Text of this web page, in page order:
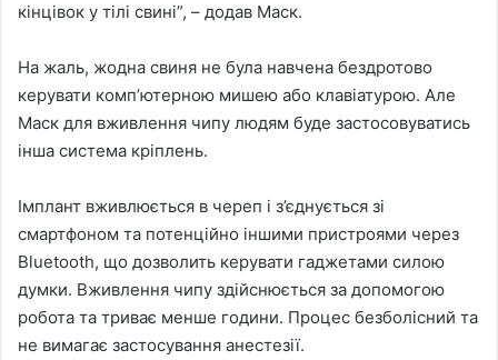
кінцівок у тілі свині”, – додав Маск.
На жаль, жодна свиня не була навчена бездротово
керувати комп’ютерною мишею або клавіатурою. Але
Маск для вживлення чипу людям буде застосовуватись
інша система кріплень.
Імплант вживлюється в череп і з’єднується зі
смартфоном та потенційно іншими пристроями через
Bluetooth, що дозволить керувати гаджетами силою
думки. Вживлення чипу здійснюється за допомогою
робота та триває менше години. Процес безболісний та
не вимагає застосування анестезії.